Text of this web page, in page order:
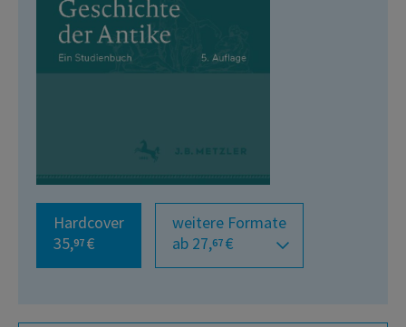
Hardcover
35,97 €
weitere Formate
ab 27,67 €